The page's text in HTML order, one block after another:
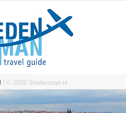
| © 2026 Stedenman.nl